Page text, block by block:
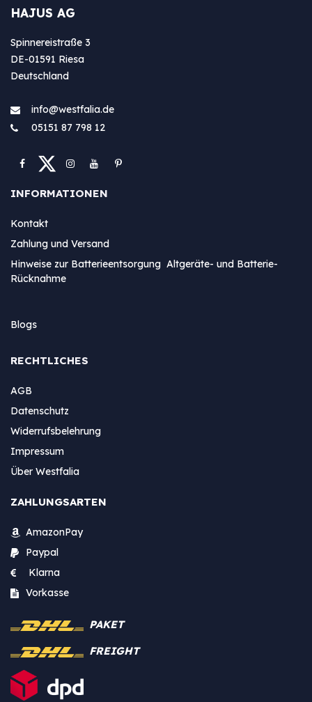
HAJUS AG
Spinnereistraße 3
DE-01591 Riesa
Deutschland
info@westfa​lia.de
05151 87 798 12
INFORMATIONEN
Kontakt
Zahlung und Versand
Hinweise zur Batterieentsorgung Altgeräte- und Batterie-
Rücknahme
Blogs
RECHTLICHES
AGB
Datenschutz
Widerrufsbelehrung
Impressum
Über Westfalia
ZAHLUNGSARTEN
AmazonPay
Paypal
Klarna
Vorkasse
PAKET
FREIGHT